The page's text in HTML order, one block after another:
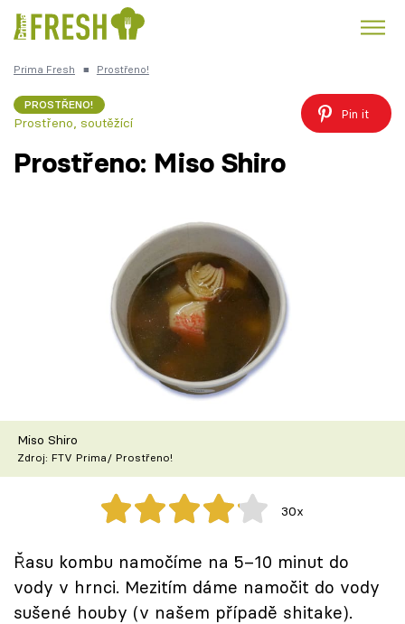
Česká kuchyně
Škola vaření
Recepty z TV
Speciál: Cuketa
Těhotnej kuchař
Sledujte prima+
Prima Fresh ■ Prostřeno!
PROSTŘENO!
Prostřeno, soutěžící
Pin it
Prostřeno: Miso Shiro
Miso Shiro
Zdroj: FTV Prima/ Prostřeno!
30x
Řasu kombu namočíme na 5–10 minut do
vody v hrnci. Mezitím dáme namočit do vody
sušené houby (v našem případě shitake).